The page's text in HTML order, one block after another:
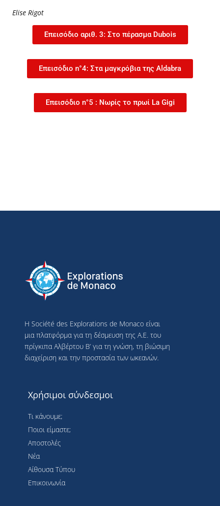
Elise Rigot
Επεισόδιο αριθ. 3: Στο πέρασμα Dubois
Επεισόδιο n°4: Στα μαγκρόβια της Aldabra
Επεισόδιο n°5 : Νωρίς το πρωί La Gigi
Η Société des Explorations de Monaco είναι
μια πλατφόρμα για τη δέσμευση της Α.Ε. του
πρίγκιπα Αλβέρτου Β’ για τη γνώση, τη βιώσιμη
διαχείριση και την προστασία των ωκεανών.
Χρήσιμοι σύνδεσμοι
Τι κάνουμε;
Ποιοι είμαστε;
Αποστολές
Νέα
Αίθουσα Τύπου
Επικοινωνία